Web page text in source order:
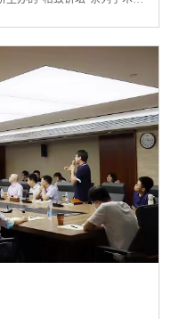
教授主持。王明军研究员
T/CAR-T细胞）的研发、转